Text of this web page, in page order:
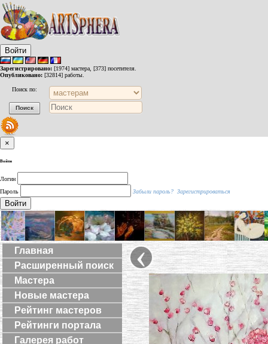
Войти
Зарегистрировано: [1974] мастера, [373] посетителя.
Опубликовано: [32814] работы.
Поиск по:
×
Войти
Логин
Пароль
Забыли пароль? Зарегистрироваться
Войти
Главная
Расширенный поиск
Мастера
Новые мастера
Рейтинг мастеров
Рейтинги портала
Галерея работ
‹